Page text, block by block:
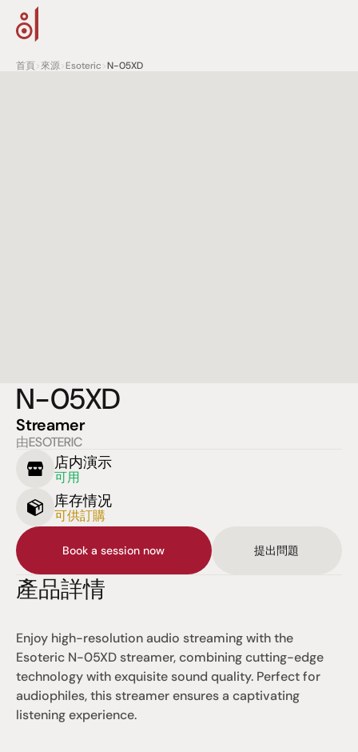
首頁>來源>Esoteric>N-05XD
N-05XD
Streamer
由ESOTERIC
店内演示
可用
库存情况
可供訂購
Book a session now 提出問題
產品詳情
Enjoy high-resolution audio streaming with the
Esoteric N-05XD streamer, combining cutting-edge
technology with exquisite sound quality. Perfect for
audiophiles, this streamer ensures a captivating
listening experience.